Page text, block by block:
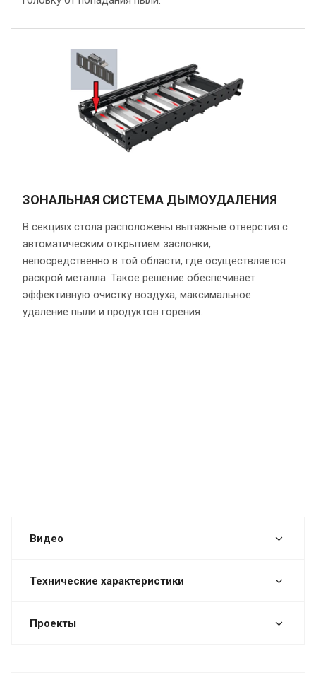
ЗОНАЛЬНАЯ СИСТЕМА ДЫМОУДАЛЕНИЯ
В секциях стола расположены вытяжные отверстия с
автоматическим открытием заслонки,
непосредственно в той области, где осуществляется
раскрой металла. Такое решение обеспечивает
эффективную очистку воздуха, максимальное
удаление пыли и продуктов горения.
Видео
Технические характеристики
Проекты